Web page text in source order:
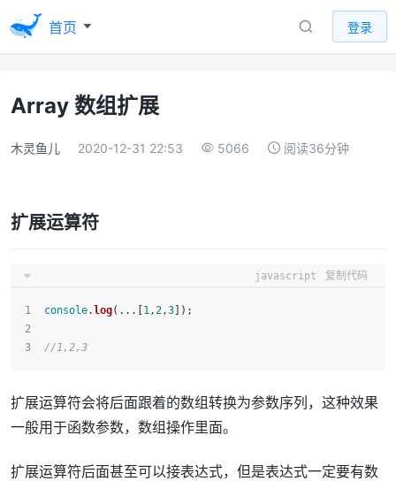
首页 登录
Array 数组扩展
木灵鱼儿 2020-12-31 22:53 5066 阅读36分钟
扩展运算符
javascript 复制代码
console. log(...[ 1,2,3 ]);
//1,2,3
扩展运算符会将后面跟着的数组转换为参数序列，这种效果
一般用于函数参数，数组操作里面。
扩展运算符后面甚至可以接表达式，但是表达式一定要有数